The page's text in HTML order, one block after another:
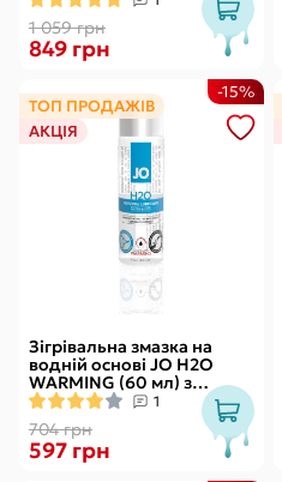
1 059 грн
849 грн
ТОП ПРОДАЖІВ
АКЦІЯ
Зігрівальна змазка на
водній основі JO H2O
WARMING (60 мл) з
екстрактом перцевої
м’яти
1
704 грн
-15%
597 грн